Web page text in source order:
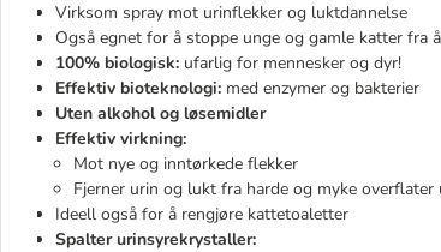
Virksom spray mot urinflekker og luktdannelse
Også egnet for å stoppe unge og gamle katter fra
100% biologisk: ufarlig for mennesker og dyr!
Effektiv bioteknologi: med enzymer og bakterier
Uten alkohol og løsemidler
Effektiv virkning:
Mot nye og inntørkede flekker
Fjerner urin og lukt fra harde og myke
Ideell også for å rengjøre kattetoaletter
Spalter urinsyrekrystaller: